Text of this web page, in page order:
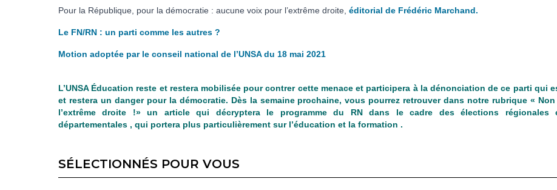
Pour la République, pour la démocratie : aucune voix pour l’extrême droite, éditorial de Frédéric Marchand.
Le FN/RN : un parti comme les autres ?
Motion adoptée par le conseil national de l’UNSA du 18 mai 2021
L’UNSA Éducation reste et restera mobilisée pour contrer cette menace et participera à la dénonciation de ce parti qui
et restera un danger pour la démocratie. Dès la semaine prochaine, vous pourrez retrouver dans notre rubrique « Non
l’extrême droite !» un article qui décryptera le programme du RN dans le cadre des élections régionales
départementales , qui portera plus particulièrement sur l’éducation et la formation .
SÉLECTIONNÉS POUR VOUS